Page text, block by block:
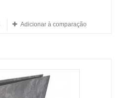
Adicionar à comparação